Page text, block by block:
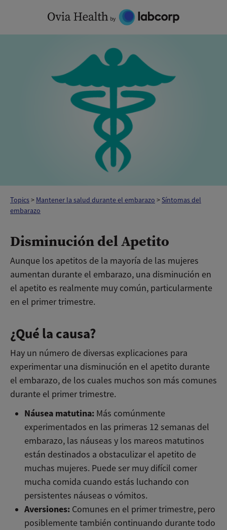
content
Topics> Mantener la salud durante el embarazo > Síntomas del
embarazo
Disminución del Apetito
Aunque los apetitos de la mayoría de las mujeres
aumentan durante el embarazo, una disminución en
el apetito es realmente muy común, particularmente
en el primer trimestre.
¿Qué la causa?
Hay un número de diversas explicaciones para
experimentar una disminución en el apetito durante
el embarazo, de los cuales muchos son más comunes
durante el primer trimestre.
Náusea matutina: Más comúnmente
experimentados en las primeras 12 semanas del
embarazo, las náuseas y los mareos matutinos
están destinados a obstaculizar el apetito de
muchas mujeres. Puede ser muy difícil comer
mucha comida cuando estás luchando con
persistentes náuseas o vómitos.
Aversiones: Comunes en el primer trimestre, pero
posiblemente también continuando durante todo